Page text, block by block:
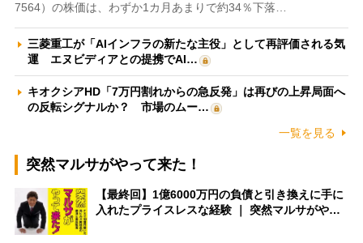
7564）の株価は、わずか1カ月あまりで約34％下落…
三菱重工が「AIインフラの新たな主役」として再評価される気
運 エヌビディアとの提携でAI…
キオクシアHD「7万円割れからの急反発」は再びの上昇局面へ
の反転シグナルか？ 市場のムー…
一覧を見る
突然マルサがやって来た！
【最終回】1億6000万円の負債と引き換えに手に
入れたプライスレスな経験 ｜ 突然マルサがや…